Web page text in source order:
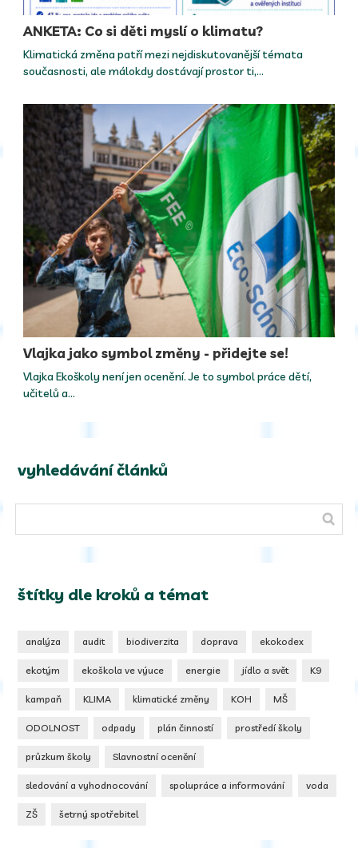
ANKETA: Co si děti myslí o klimatu?
Klimatická změna patří mezi nejdiskutovanější témata
současnosti, ale málokdy dostávají prostor ti,…
Vlajka jako symbol změny - přidejte se!
Vlajka Ekoškoly není jen ocenění. Je to symbol práce dětí,
učitelů a…
vyhledávání článků
štítky dle kroků a témat
analýza audit biodiverzita doprava ekokodex
ekotým ekoškola ve výuce energie jídlo a svět K9
kampaň KLIMA klimatické změny KOH MŠ
ODOLNOST odpady plán činností prostředí školy
průzkum školy Slavnostní ocenění
sledování a vyhodnocování spolupráce a informování voda
ZŠ šetrný spotřebitel